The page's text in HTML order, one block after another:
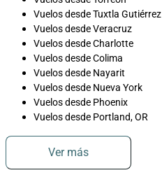
Vuelos desde Tuxtla Gutiérrez
Vuelos desde Veracruz
Vuelos desde Charlotte
Vuelos desde Colima
Vuelos desde Nayarit
Vuelos desde Nueva York
Vuelos desde Phoenix
Vuelos desde Portland, OR
Ver más